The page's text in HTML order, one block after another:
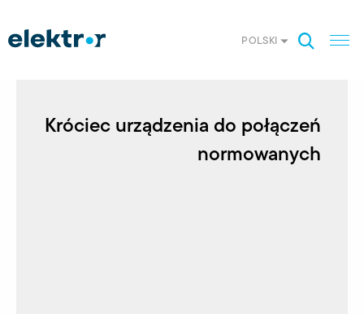
POLSKI
Króciec urządzenia do połączeń
normowanych